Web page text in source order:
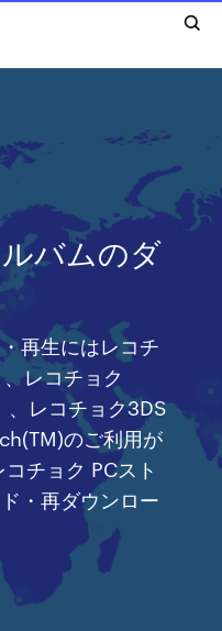
バムのダ
再生にはレコチ
レコチョク
レコチョク3DS
のご利用が
チョク PCスト
・再ダウンロー